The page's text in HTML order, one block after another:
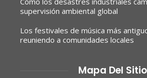
supervisión ambiental global
Los festivales de música más
reuniendo a comunidades locales
Mapa Del Sitio